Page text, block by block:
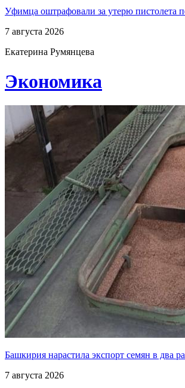
Уфимца оштрафовали за утерю пистолета
7 августа 2026
Екатерина Румянцева
Экономика
Башкирия нарастила экспорт семян в два
7 августа 2026